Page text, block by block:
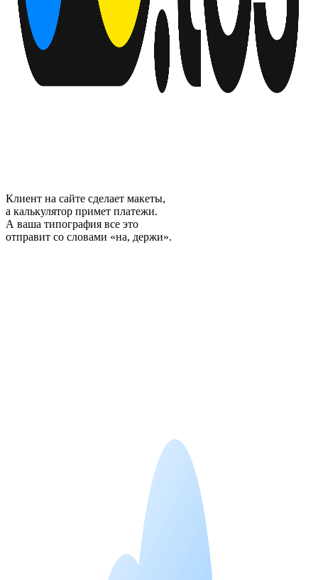
Клиент на сайте сделает макеты,
а калькулятор примет платежи.
А ваша типография все это
отправит со словами «на, держи».